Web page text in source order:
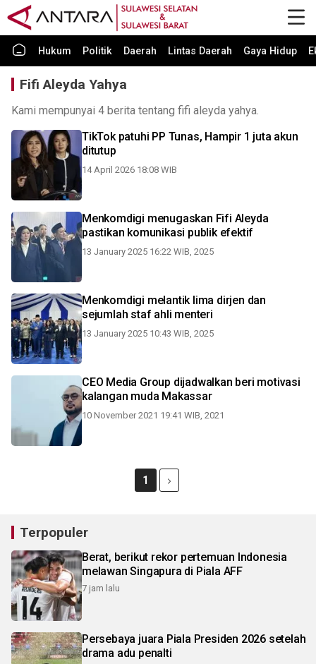
Hukum Politik Daerah Lintas Daerah Gaya Hidup
Fifi Aleyda Yahya
Kami mempunyai 4 berita tentang fifi aleyda yahya.
TikTok patuhi PP Tunas, Hampir 1 juta akun
ditutup
14 April 2026 18:08 WIB
Menkomdigi menugaskan Fifi Aleyda
pastikan komunikasi publik efektif
13 January 2025 16:22 WIB, 2025
Menkomdigi melantik lima dirjen dan
sejumlah staf ahli menteri
13 January 2025 10:43 WIB, 2025
CEO Media Group dijadwalkan beri motivasi
kalangan muda Makassar
10 November 2021 19:41 WIB, 2021
1
Terpopuler
Berat, berikut rekor pertemuan Indonesia
melawan Singapura di Piala AFF
7 jam lalu
Persebaya juara Piala Presiden 2026 setelah
drama adu penalti